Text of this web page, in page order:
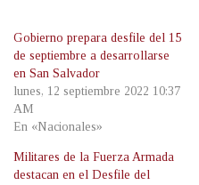
Gobierno prepara desfile del 15
de septiembre a desarrollarse
en San Salvador
lunes, 12 septiembre 2022 10:37
AM
En «Nacionales»
Militares de la Fuerza Armada
destacan en el Desfile del